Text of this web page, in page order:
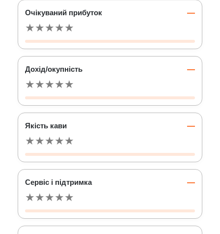
Очікуваний прибуток —
★★★★★
Дохід/окупність —
★★★★★
Якість кави —
★★★★★
Сервіс і підтримка —
★★★★★